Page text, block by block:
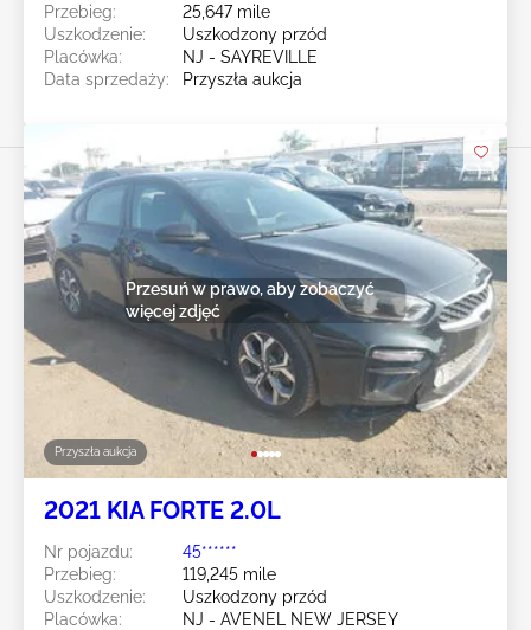
Przebieg:
25,647 mile
Uszkodzenie:
Uszkodzony przód
Placówka:
NJ - SAYREVILLE
Data sprzedaży:
Przyszła aukcja
Przyszła aukcja
Przesuń w prawo, aby zobaczyć
więcej zdjęć
2021 KIA FORTE 2.0L
Nr pojazdu:
45******
Przebieg:
119,245 mile
Uszkodzenie:
Uszkodzony przód
Placówka:
NJ - AVENEL NEW JERSEY